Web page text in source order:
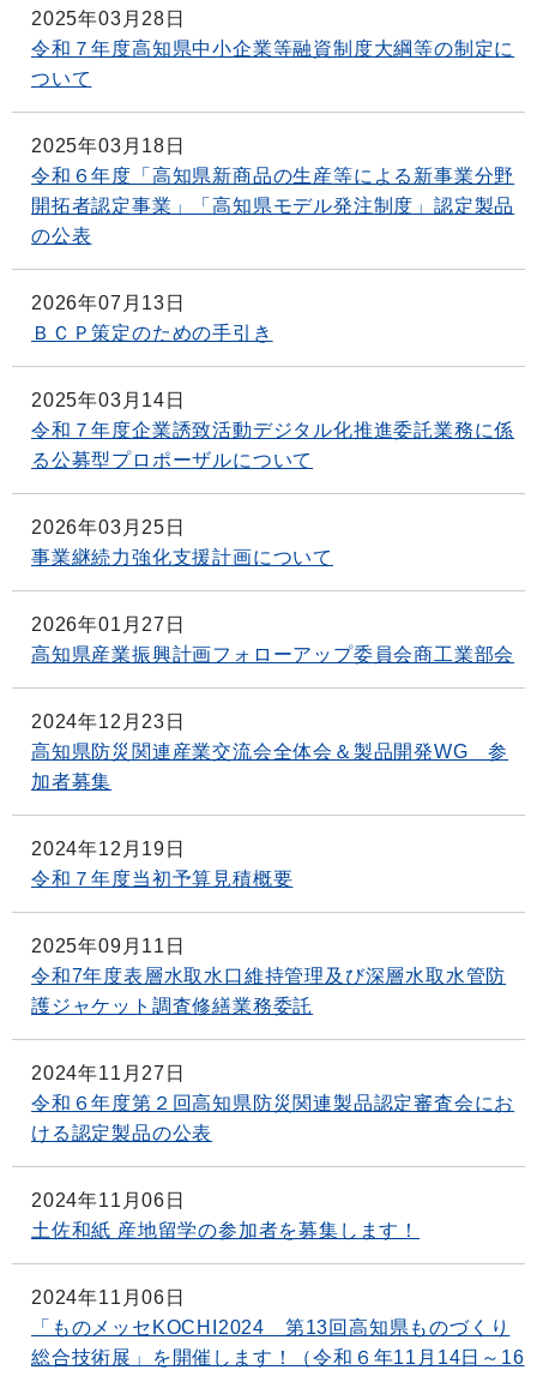
2025年03月28日
令和７年度高知県中小企業等融資制度大綱等の制定に
ついて
2025年03月18日
令和６年度「高知県新商品の生産等による新事業分野
開拓者認定事業」「高知県モデル発注制度」認定製品
の公表
2026年07月13日
ＢＣＰ策定のための手引き
2025年03月14日
令和７年度企業誘致活動デジタル化推進委託業務に係
る公募型プロポーザルについて
2026年03月25日
事業継続力強化支援計画について
2026年01月27日
高知県産業振興計画フォローアップ委員会商工業部会
2024年12月23日
高知県防災関連産業交流会全体会＆製品開発WG 参
加者募集
2024年12月19日
令和７年度当初予算見積概要
2025年09月11日
令和7年度表層水取水口維持管理及び深層水取水管防
護ジャケット調査修繕業務委託
2024年11月27日
令和６年度第２回高知県防災関連製品認定審査会にお
ける認定製品の公表
2024年11月06日
土佐和紙 産地留学の参加者を募集します！
2024年11月06日
「ものメッセKOCHI2024 第13回高知県ものづくり
総合技術展」を開催します！（令和６年11月14日～16